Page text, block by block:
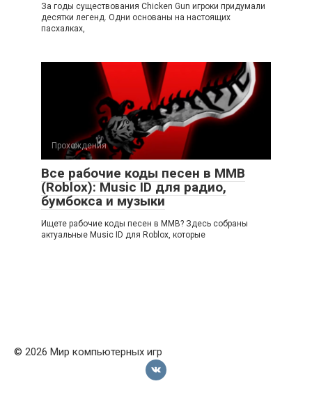
За годы существования Chicken Gun игроки придумали
десятки легенд. Одни основаны на настоящих
пасхалках,
Прохождения
Все рабочие коды песен в ММВ
(Roblox): Music ID для радио,
бумбокса и музыки
Ищете рабочие коды песен в ММВ? Здесь собраны
актуальные Music ID для Roblox, которые
© 2026 Мир компьютерных игр